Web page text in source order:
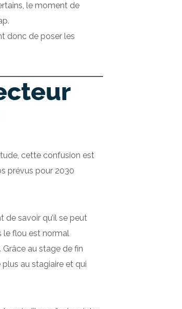
le moment de
donc de poser les
cette confusion est
prévus pour 2030
de savoir qu’il se peut
le flou est normal
Grâce au stage de fin
plus au stagiaire et qui